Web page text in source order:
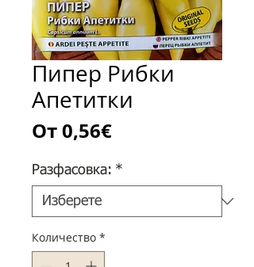
Пипер Рибки
Апетитки
От0,56€Продажна
Разфасовка: *
Количество *